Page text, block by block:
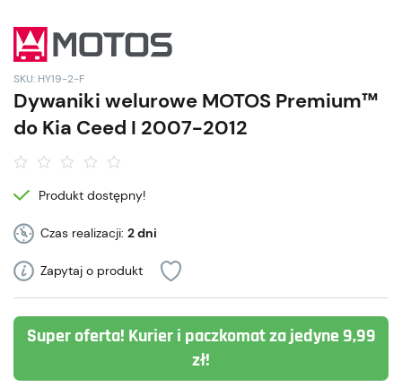
SKU: HY19-2-F
Dywaniki welurowe MOTOS Premium™
do Kia Ceed I 2007-2012
Produkt dostępny!
Czas realizacji: 2 dni
Zapytaj o produkt
Super oferta! Kurier i paczkomat za jedyne 9,99
zł!